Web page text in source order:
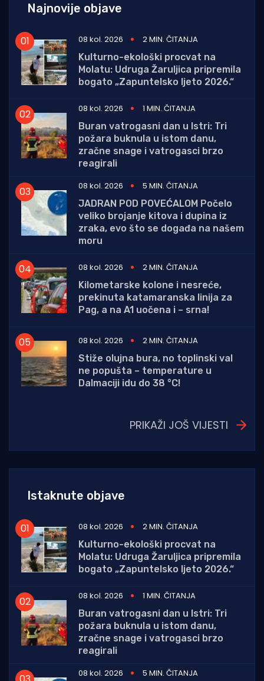
Najnovije objave
08 kol. 2026
2 MIN. ČITANJA
Kulturno-ekološki procvat na
Molatu: Udruga Žaruljica pripremila
bogato „Zapuntelsko ljeto 2026.“
08 kol. 2026
1 MIN. ČITANJA
Buran vatrogasni dan u Istri: Tri
požara buknula u istom danu,
zračne snage i vatrogasci brzo
reagirali
08 kol. 2026
5 MIN. ČITANJA
JADRAN POD POVEĆALOM Počelo
veliko brojanje kitova i dupina iz
zraka, evo što se događa na našem
moru
08 kol. 2026
2 MIN. ČITANJA
Kilometarske kolone i nesreće,
prekinuta katamaranska linija za
Pag, a na A1 uočena i – srna!
08 kol. 2026
2 MIN. ČITANJA
Stiže olujna bura, no toplinski val
ne popušta – temperature u
Dalmaciji idu do 38 °C!
PRIKAŽI JOŠ VIJESTI
Istaknute objave
08 kol. 2026
2 MIN. ČITANJA
Kulturno-ekološki procvat na
Molatu: Udruga Žaruljica pripremila
bogato „Zapuntelsko ljeto 2026.“
08 kol. 2026
1 MIN. ČITANJA
Buran vatrogasni dan u Istri: Tri
požara buknula u istom danu,
zračne snage i vatrogasci brzo
reagirali
08 kol. 2026
5 MIN. ČITANJA